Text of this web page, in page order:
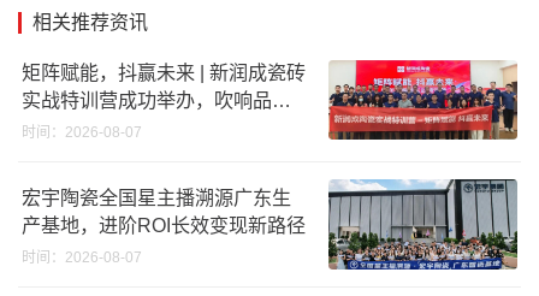
相关推荐资讯
矩阵赋能，抖赢未来 | 新润成瓷砖
实战特训营成功举办，吹响品牌
秋季营销冲锋号！
时间：2026-08-07
宏宇陶瓷全国星主播溯源广东生
产基地，进阶ROI长效变现新路径
时间：2026-08-07